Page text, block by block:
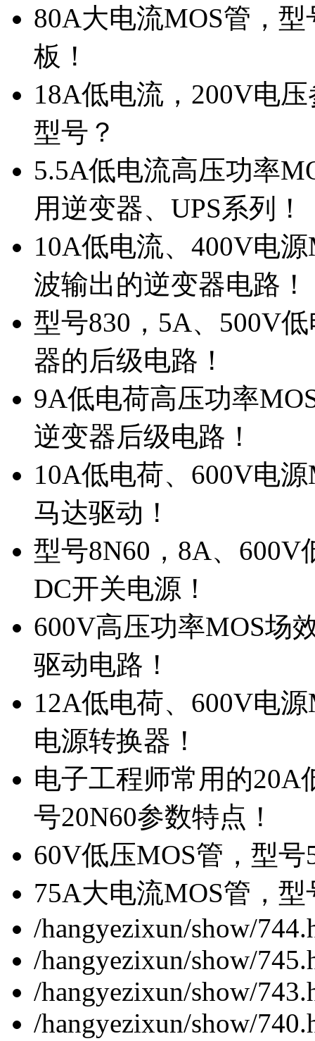
80A大电流MOS管，
板！
18A低电流，200V电
型号？
5.5A低电流高压功率
用逆变器、UPS系列！
10A低电流、400V电
波输出的逆变器电路！
型号830，5A、500V
器的后级电路！
9A低电荷高压功率
逆变器后级电路！
10A低电荷、600V电
马达驱动！
型号8N60，8A、
DC开关电源！
600V高压功率MOS场
驱动电路！
12A低电荷、600V电
电源转换器！
电子工程师常用的20A
号20N60参数特点！
60V低压MOS管，型
75A大电流MOS管，
/hangyezixun/show/
/hangyezixun/show/
/hangyezixun/show/
/hangyezixun/show/